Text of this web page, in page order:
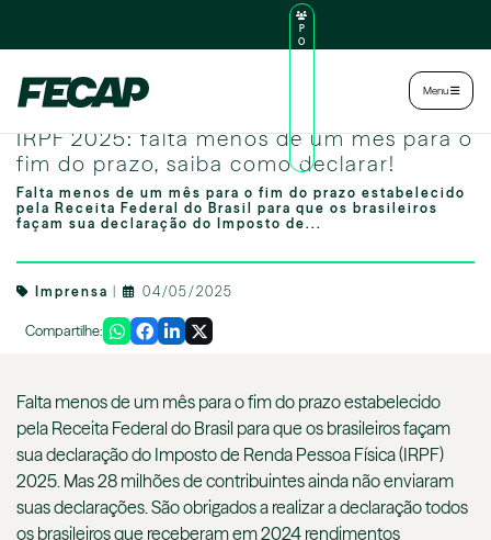
P
O
U
N
O
Menu
IRPF 2025: falta menos de um mês para o
fim do prazo, saiba como declarar!
Falta menos de um mês para o fim do prazo estabelecido
pela Receita Federal do Brasil para que os brasileiros
façam sua declaração do Imposto de...
Imprensa 04/05/2025
Compartilhe:
Falta menos de um mês para o fim do prazo estabelecido
pela Receita Federal do Brasil para que os brasileiros façam
sua declaração do Imposto de Renda Pessoa Física (IRPF)
2025. Mas 28 milhões de contribuintes ainda não enviaram
suas declarações. São obrigados a realizar a declaração todos
os brasileiros que receberam em 2024 rendimentos